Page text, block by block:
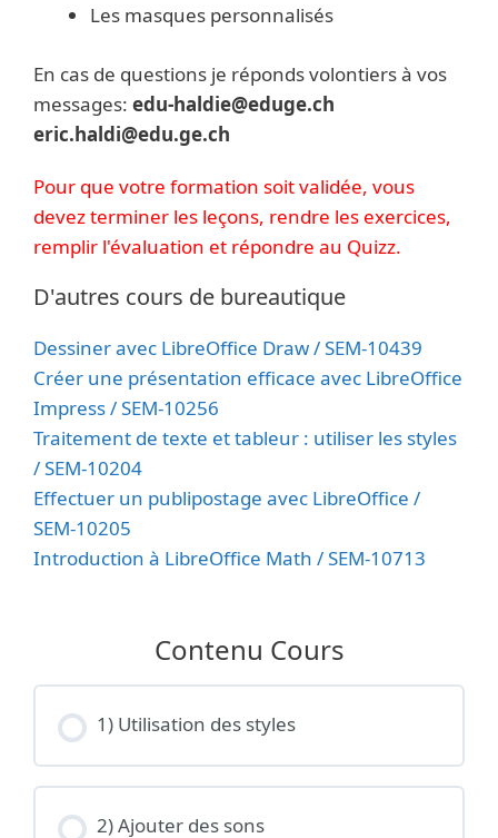
Les masques personnalisés
En cas de questions je réponds volontiers à vos
messages: edu-haldie@eduge.ch
eric.haldi@edu.ge.ch
Pour que votre formation soit validée, vous
devez terminer les leçons, rendre les exercices,
remplir l'évaluation et répondre au Quizz.
D'autres cours de bureautique
Dessiner avec LibreOffice Draw / SEM-10439
Créer une présentation efficace avec LibreOffice
Impress / SEM-10256
Traitement de texte et tableur : utiliser les styles
/ SEM-10204
Effectuer un publipostage avec LibreOffice /
SEM-10205
Introduction à LibreOffice Math / SEM-10713
Contenu Cours
1) Utilisation des styles
2) Ajouter des sons